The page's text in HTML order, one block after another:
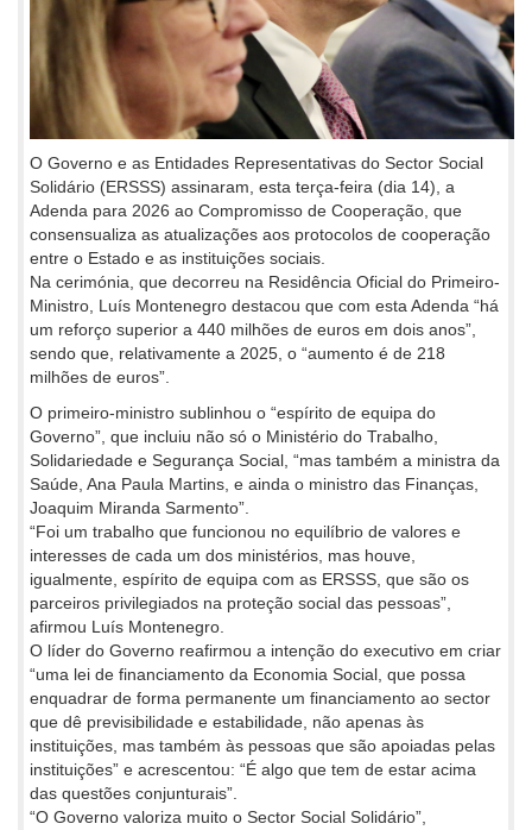
O Governo e as Entidades Representativas do Sector Social
Solidário (ERSSS) assinaram, esta terça-feira (dia 14), a
Adenda para 2026 ao Compromisso de Cooperação, que
consensualiza as atualizações aos protocolos de cooperação
entre o Estado e as instituições sociais.
Na cerimónia, que decorreu na Residência Oficial do Primeiro-
Ministro, Luís Montenegro destacou que com esta Adenda “há
um reforço superior a 440 milhões de euros em dois anos”,
sendo que, relativamente a 2025, o “aumento é de 218
milhões de euros”.
O primeiro-ministro sublinhou o “espírito de equipa do
Governo”, que incluiu não só o Ministério do Trabalho,
Solidariedade e Segurança Social, “mas também a ministra da
Saúde, Ana Paula Martins, e ainda o ministro das Finanças,
Joaquim Miranda Sarmento”.
“Foi um trabalho que funcionou no equilíbrio de valores e
interesses de cada um dos ministérios, mas houve,
igualmente, espírito de equipa com as ERSSS, que são os
parceiros privilegiados na proteção social das pessoas”,
afirmou Luís Montenegro.
O líder do Governo reafirmou a intenção do executivo em criar
“uma lei de financiamento da Economia Social, que possa
enquadrar de forma permanente um financiamento ao sector
que dê previsibilidade e estabilidade, não apenas às
instituições, mas também às pessoas que são apoiadas pelas
instituições” e acrescentou: “É algo que tem de estar acima
das questões conjunturais”.
“O Governo valoriza muito o Sector Social Solidário”,